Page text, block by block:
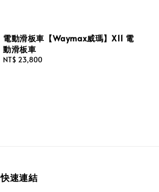
電動滑板車【Waymax威瑪】X11 電
動滑板車
Regular
NT$ 23,800
快速連結